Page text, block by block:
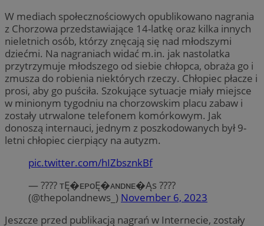
W mediach społecznościowych opublikowano nagrania
z Chorzowa przedstawiające 14-latkę oraz kilka innych
nieletnich osób, którzy znęcają się nad młodszymi
dziećmi. Na nagraniach widać m.in. jak nastolatka
przytrzymuje młodszego od siebie chłopca, obraża go i
zmusza do robienia niektórych rzeczy. Chłopiec płacze i
prosi, aby go puściła. Szokujące sytuacje miały miejsce
w minionym tygodniu na chorzowskim placu zabaw i
zostały utrwalone telefonem komórkowym. Jak
donoszą internauci, jednym z poszkodowanych był 9-
letni chłopiec cierpiący na autyzm.
pic.twitter.com/hIZbsznkBf
— ???? ᴛĘ�ᴇᴘᴏĘ�ᴀɴᴅɴᴇ�Ąs ????
(@thepolandnews_) November 6, 2023
Jeszcze przed publikacją nagrań w Internecie, zostały